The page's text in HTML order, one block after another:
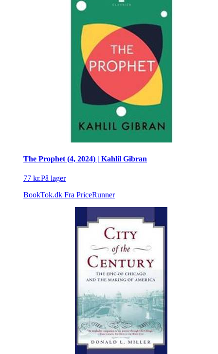
The Prophet (4, 2024) | Kahlil Gibran
77 kr.På lager
BookTok.dk Fra PriceRunner